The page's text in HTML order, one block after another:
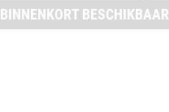
BINNENKORT BESCHIKBAAR